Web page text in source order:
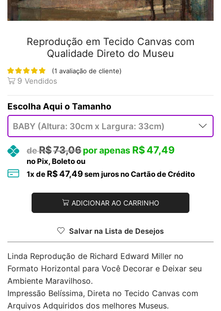
Reprodução em Tecido Canvas com
Qualidade Direto do Museu
(1 avaliação de cliente)
9 Vendidos
Tamanho
R$73,06 R$47,49
no Pix, Boleto ou
1x de R$47,49sem juros no Cartão de Crédito
ADICIONAR AO CARRINHO
Salvar na Lista de Desejos
Linda Reprodução de Richard Edward Miller no
Formato Horizontal para Você Decorar e Deixar seu
Ambiente Maravilhoso.
Impressão Belíssima, Direta no Tecido Canvas com
Arquivos Adquiridos dos melhores Museus.